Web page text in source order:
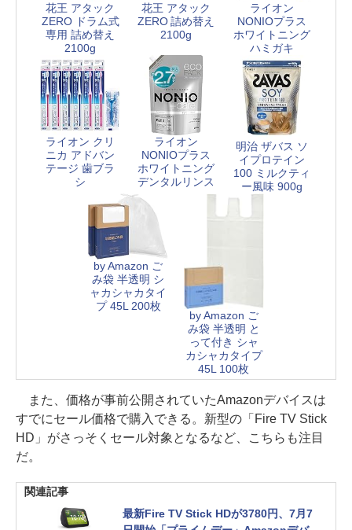
花王 アタック
ZERO ドラム式
専用 詰め替え
2100g
花王 アタック
ZERO 詰め替え
2100g
ライオン
NONIOプラス
ホワイトニング
ハミガキ
ライオン クリ
ニカ アドバン
テージ 歯ブラ
シ
ライオン
NONIOプラス
ホワイトニング
デンタルリンス
明治 ザバス ソ
イプロテイン
100 ミルクティ
ー風味 900g
by Amazon ご
み袋 半透明 シ
ャカシャカタイ
プ 45L 200枚
by Amazon ご
み袋 半透明 と
って付き シャ
カシャカタイプ
45L 100枚
また、価格が事前公開されていたAmazonデバイスは
すでにセール価格で購入できる。新型の「Fire TV Stick
HD」がさっそくセール対象となるなど、こちらも注目
だ。
関連記事
最新Fire TV Stick HDが3780円、7月7